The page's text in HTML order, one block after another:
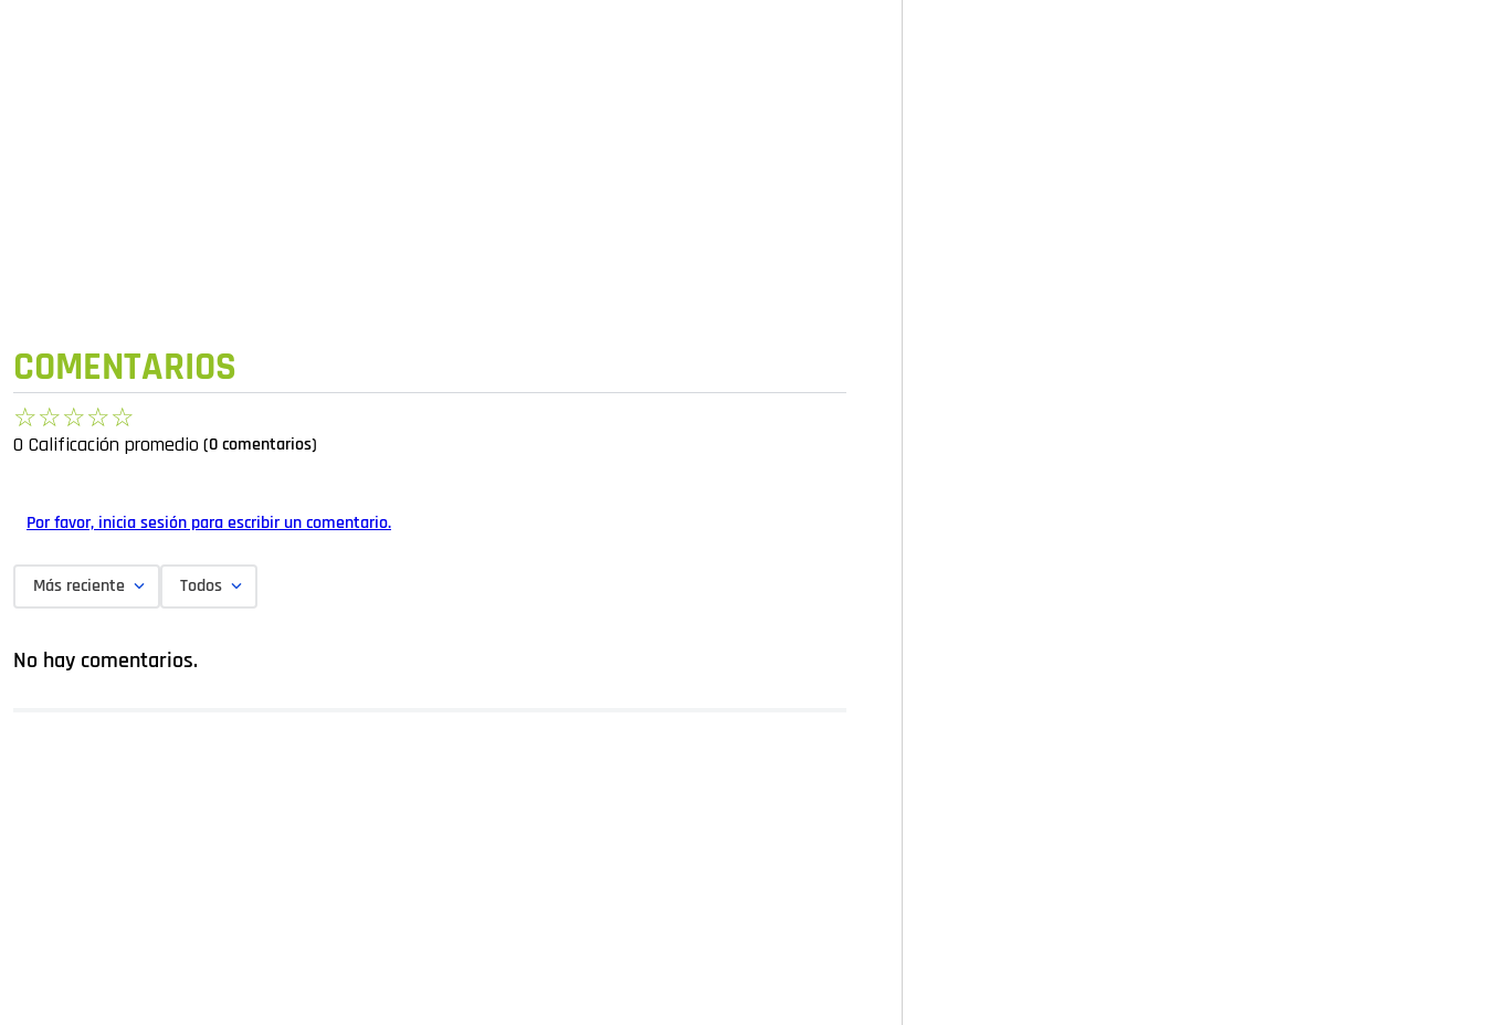
COMENTARIOS
☆☆☆☆☆
0 Calificación promedio (0 comentarios)
Por favor, inicia sesión para escribir un comentario.
Más reciente Todos
No hay comentarios.